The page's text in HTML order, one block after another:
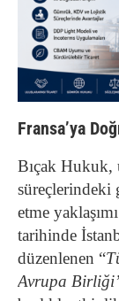
Fransa’ya
Bıçak Hukuk,
süreçlerindeki
etme
tarihinde
düzenlenen “
Avrupa